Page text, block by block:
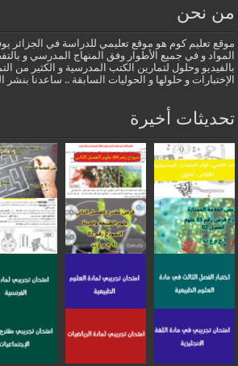
من نحن
موقع تعليم كوم هو موقع تعليمي للدراسة في الجزائر
المواد و في جميع الأطوار وفق المنهاج المدرسي و
بالفيديو وحلول لتمارين الكتب المدرسية و الكثير من
الإختبارات و حلولها و الحوليات السابقة .. ساعدنا بنشر
تحديثات أخيرة